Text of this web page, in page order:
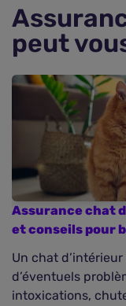
peut
Assurance chat
et conseils pour
Un chat d’intérieur
d’éventuels
intoxications,